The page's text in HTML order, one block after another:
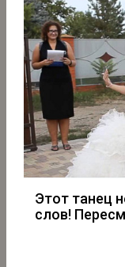
Этот танец
слов!